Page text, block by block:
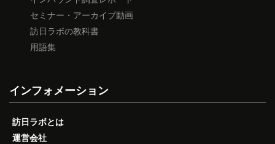
セミナー・アーカイブ動画
訪日ラボの教科書
用語集
インフォメーション
訪日ラボとは
運営会社